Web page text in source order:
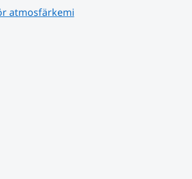
atmosfärkemi
annan webbplats.
annan webbplats.